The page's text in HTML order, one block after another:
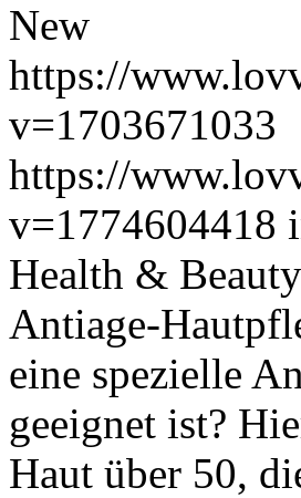
New
https://
v=1703671033
https://
v=1774604418
Health &
Antiage-
eine spezielle
geeignet ist?
Haut über 50,